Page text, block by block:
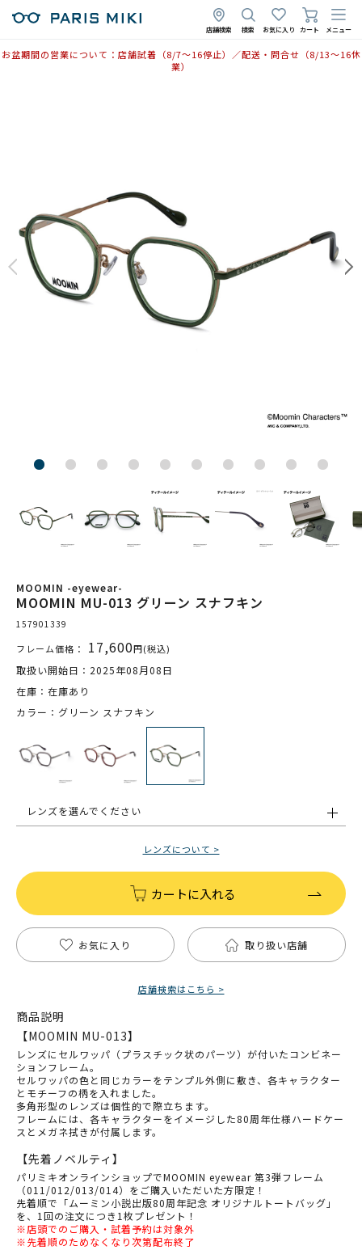
店舗検索 検索 お気に入り カート メニュー
お盆期間の営業について：店舗試着（8/7〜16停止）／配送・問合せ（8/13〜16休
業）
MOOMIN -eyewear-
MOOMIN MU-013 グリーン スナフキン
157901339
フレーム価格： 17,600円(税込)
取扱い開始日：2025年08月08日
在庫：在庫あり
カラー：グリーン スナフキン
レンズを選んでください
レンズについて >
カートに入れる
お気に入り 取り扱い店舗
店舗検索はこちら >
商品説明
【MOOMIN MU-013】
レンズにセルワッパ（プラスチック状のパーツ）が付いたコンビネー
ションフレーム。
セルワッパの色と同じカラーをテンプル外側に敷き、各キャラクター
とモチーフの柄を入れました。
多角形型のレンズは個性的で際立ちます。
フレームには、各キャラクターをイメージした80周年仕様ハードケー
スとメガネ拭きが付属します。
【先着ノベルティ】
パリミキオンラインショップでMOOMIN eyewear 第3弾フレーム
（011/012/013/014）をご購入いただいた方限定！
先着順で「ムーミン小説出版80周年記念 オリジナルトートバッグ」
を、1回の注文につき1枚プレゼント！
※店頭でのご購入・試着予約は対象外
※先着順のためなくなり次第配布終了
2025年11月13日
2025年10月2日